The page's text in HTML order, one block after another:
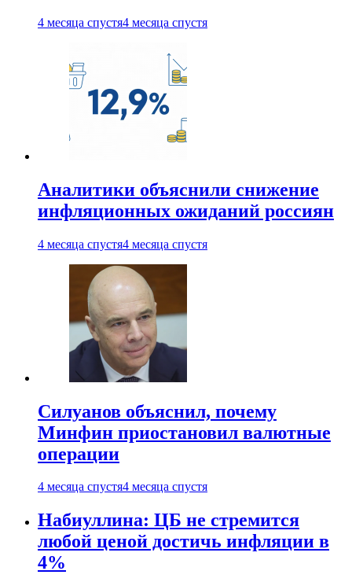
4 месяца спустя4 месяца спустя
Аналитики объяснили снижение
инфляционных ожиданий россиян
4 месяца спустя4 месяца спустя
Силуанов объяснил, почему
Минфин приостановил валютные
операции
4 месяца спустя4 месяца спустя
Набиуллина: ЦБ не стремится
любой ценой достичь инфляции в
4%